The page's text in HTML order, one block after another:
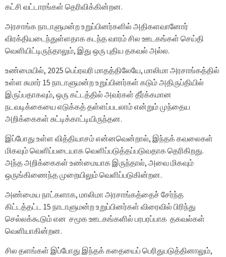
கட்சி வட்டாரங்கள் தெரிவிக்கின்றன.
அரசாங்க நாடாளுமன்ற உறுப்பினர்களில் அதிகளவானோர்
விரக்தியடைந்துள்ளதாக கடந்த வாரம் சில ஊடகங்கள் செய்தி
வெளியிட்டிருந்தாலும், இது ஒரு புதிய தகவல் அல்ல.
உண்மையில், 2025 பெப்ரவரி மாதத்திலேயே, மாலிமா அரசாங்கத்தில்
உள்ள சுமார் 15 நாடாளுமன்ற உறுப்பினர்கள் கடும் அதிருப்தியில்
இருப்பதாகவும், ஒரு கட்டத்தில் அவர்கள் தீர்க்கமான
நடவடிக்கையை எடுக்கத் தள்ளப்படலாம் என்றும் முந்தைய
அறிக்கைகள் சுட்டிக்காட்டியிருந்தன.
இப்போது உள்ள வித்தியாசம் என்னவென்றால், இந்தக் கவலைகள்
மிகவும் வெளிப்படையாக வெளிப்படுத்தப்படுவதாக தெரிகிறது.
அந்த அறிக்கைகள் உண்மையாக இருந்தால், அவை மிகவும்
ஒருங்கிணைந்த முறையிலும் வெளிப்படுகின்றன.
அண்மைய நாட்களாக, மாலிமா அரசாங்கத்தைச் சேர்ந்த
கிட்டத்தட்ட 15 நாடாளுமன்ற உறுப்பினர்கள் விரைவில் பிரிந்து
செல்லக்கூடும் என சமூக ஊடகங்களில் பரபரப்பாக தகவல்கள்
வெளியாகின்றன.
சில தளங்கள் இப்போது இந்தக் கதையைப் பெரிதுபடுத்தினாலும்,